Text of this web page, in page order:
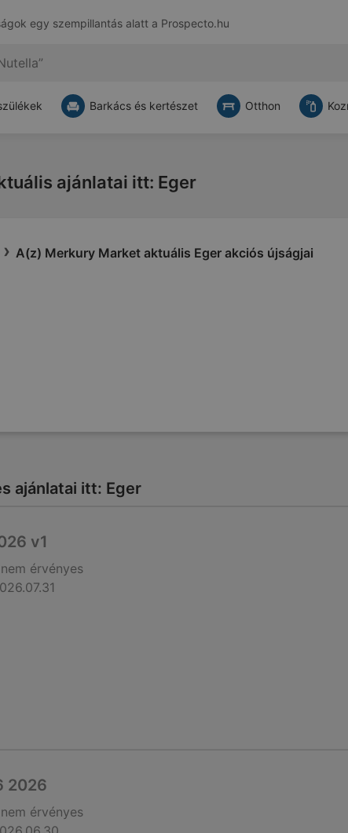
egy szempillantás alatt a Prospecto.hu
Barkács és kertészet Otthon
ajánlatai itt: Eger
A(z) Merkury Market aktuális Eger akciós újságjai
ajánlatai itt: Eger
v1
érvényes
2026
érvényes